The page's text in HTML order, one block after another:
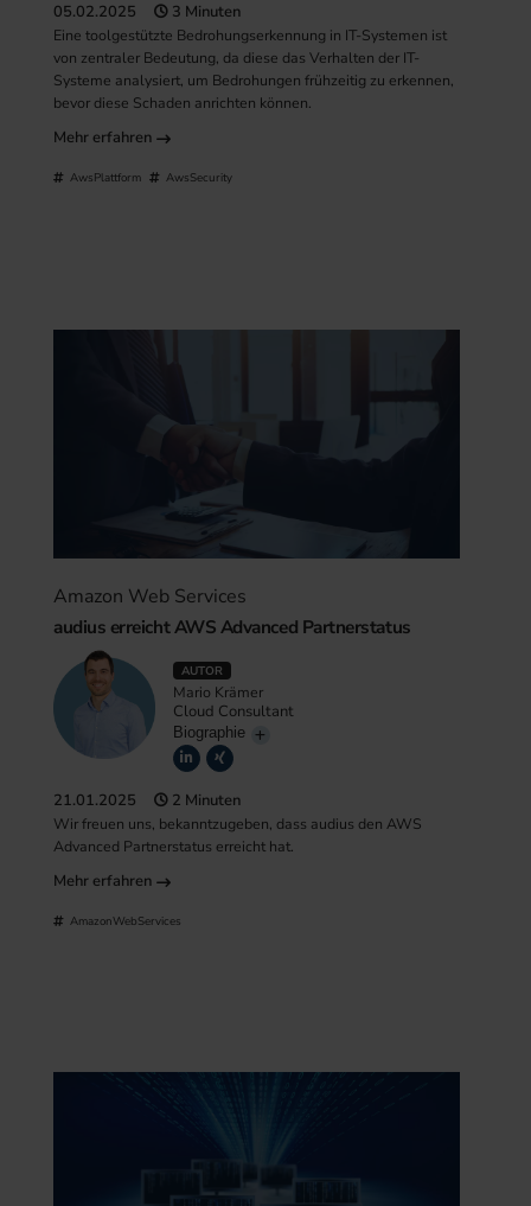
05.02.2025 3 Minuten
Eine toolgestützte Bedrohungserkennung in IT-Systemen ist
von zentraler Bedeutung, da diese das Verhalten der IT-
Systeme analysiert, um Bedrohungen frühzeitig zu erkennen,
bevor diese Schaden anrichten können.
Mehr erfahren
AwsPlattform AwsSecurity
Amazon Web Services
audius erreicht AWS Advanced Partnerstatus
AUTOR
Mario Krämer
Cloud Consultant
Biographie
21.01.2025 2 Minuten
Wir freuen uns, bekanntzugeben, dass audius den AWS
Advanced Partnerstatus erreicht hat.
Mehr erfahren
AmazonWebServices